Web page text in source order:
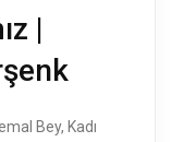
|
Bey, Kadı